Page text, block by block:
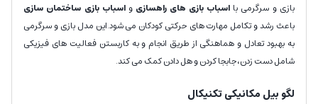
بازی و سرگرمی بااسباب بازی های راهسازی واسباب بازی ساختمان سازی
باعث رشد و تکامل مهارت های حرکتی کودکان می شود.این مدل بازی و سرگرمی
به بهبود تعادل و هماهنگی از طریق انجام و به کاربستن فعالیت های فیزیکی
شامل دست زدن،جابجا کردن و هل دادن کمک می کند.
لگو بیل مکانیکی تکنیکال